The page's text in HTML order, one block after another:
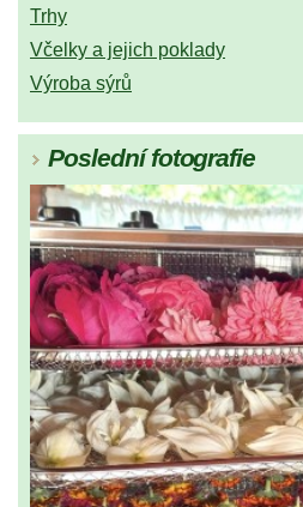
Trhy
Včelky a jejich poklady
Výroba sýrů
Poslední fotografie